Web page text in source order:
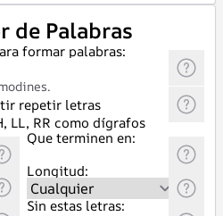
de Palabras
formar palabras:
repetir letras
LL, RR como dígrafos
Que terminen en:
Longitud:
Sin estas letras: